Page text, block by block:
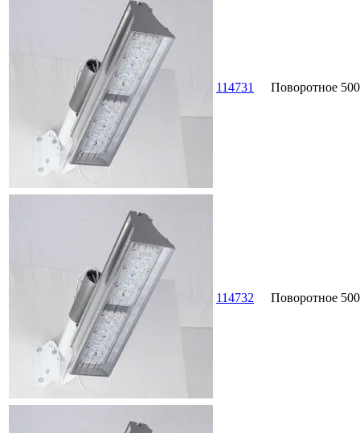
114731 Поворотное
114732 Поворотное